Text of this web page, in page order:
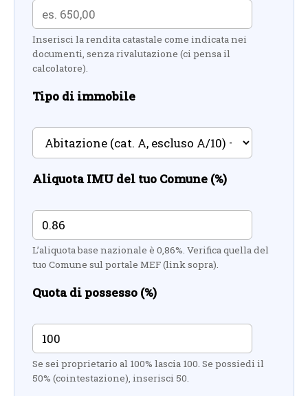
Inserisci la rendita catastale come indicata nei
documenti, senza rivalutazione (ci pensa il
calcolatore).
Tipo di immobile
Aliquota IMU del tuo Comune (%)
L’aliquota base nazionale è 0,86%. Verifica quella del
tuo Comune sul portale MEF (link sopra).
Quota di possesso (%)
Se sei proprietario al 100% lascia 100. Se possiedi il
50% (cointestazione), inserisci 50.